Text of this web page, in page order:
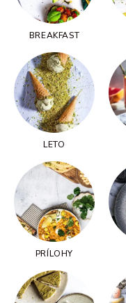
BREAKFAST
LETO
PRÍLOHY